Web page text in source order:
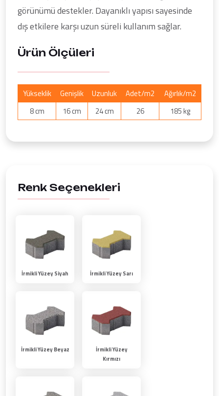
görünümü destekler. Dayanıklı yapısı sayesinde
dış etkilere karşı uzun süreli kullanım sağlar.
Ürün Ölçüleri
Yükseklik Genişlik Uzunluk Adet/m2
Ağırlık/m2
8 cm
16 cm 24 cm 26 185 kg
Renk Seçenekleri
İrmikli Yüzey Siyah İrmikli Yüzey Sarı
İrmikli Yüzey Beyaz
İrmikli Yüzey
Kırmızı